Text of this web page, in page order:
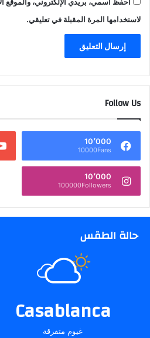
لاستخدامها المرة المقبلة في تعليقي.
Follow Us
10٬000
10000Fans
10٬000
100000Followers
حالة الطقس
Casablanca
غيوم متفرقة